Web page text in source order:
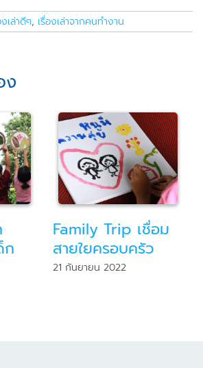
งเล่าดีๆ, เรื่องเล่าจากคนทำงาน
ง
ก
Family Trip เชื่อม
สายใยครอบครัว
21 กันยายน 2022